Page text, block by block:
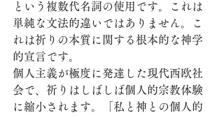
という複数代名詞の使用です。これは
単純な文法的違いではありません。こ
れは祈りの本質に関する根本的な神学
的宣言です。
個人主義が極度に発達した現代西欧社
会で、祈りはしばしば個人的宗教体験
に縮小されます。「私と神との個人的